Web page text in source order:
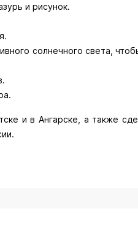
и рисунок.
солнечного света,
и в Ангарске, а также